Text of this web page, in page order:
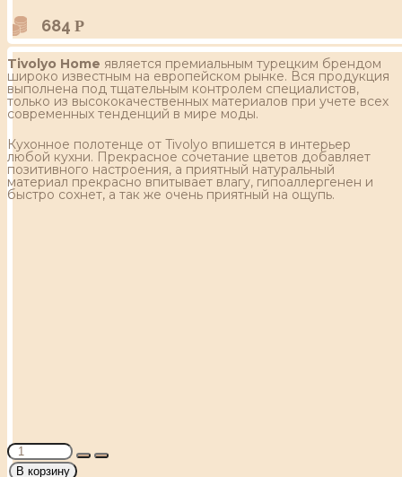
684 Р
Tivolyo Home является премиальным турецким брендом
широко известным на европейском рынке. Вся продукция
выполнена под тщательным контролем специалистов,
только из высококачественных материалов при учете всех
современных тенденций в мире моды.
Кухонное полотенце от Tivolyo впишется в интерьер
любой кухни. Прекрасное сочетание цветов добавляет
позитивного настроения, а приятный натуральный
материал прекрасно впитывает влагу, гипоаллергенен и
быстро сохнет, а так же очень приятный на ощупь.
В корзину